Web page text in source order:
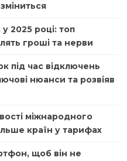
2025 році: топ
гроші та нерви
під час відключень
нюанси та розвіяв
міжнародного
країн у тарифах
щоб він не